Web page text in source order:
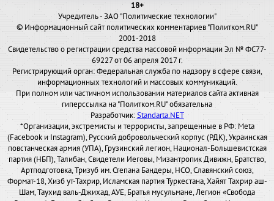
18+
Учредитель - ЗАО "Политические технологии"
© Информационный сайт политических комментариев "Политком.RU"
2001-2018
Свидетельство о регистрации средства массовой информации Эл № ФС77-
69227 от 06 апреля 2017 г.
Регистрирующий орган: Федеральная служба по надзору в сфере связи,
информационных технологий и массовых коммуникаций.
При полном или частичном использовании материалов сайта активная
гиперссылка на "Политком.RU" обязательна
Разработчик:Standarta.NET
*Организации, экстремисты и террористы, запрещенные в РФ: Meta
(Facebook и Instagram), Русский добровольческий корпус (РДК), Украинская
повстанческая армия (УПА), Грузинский легион, Национал-Большевистская
партия (НБП), Талибан, Свидетели Иеговы, Мизантропик Дивижн, Братство,
Артподготовка, Тризуб им. Степана Бандеры, НСО, Славянский союз,
Формат-18, Хизб ут-Тахрир, Исламская партия Туркестана, Хайят Тахрир аш-
Шам, Таухид валь-Джихад, АУЕ, Братья мусульмане, Легион «Свобода